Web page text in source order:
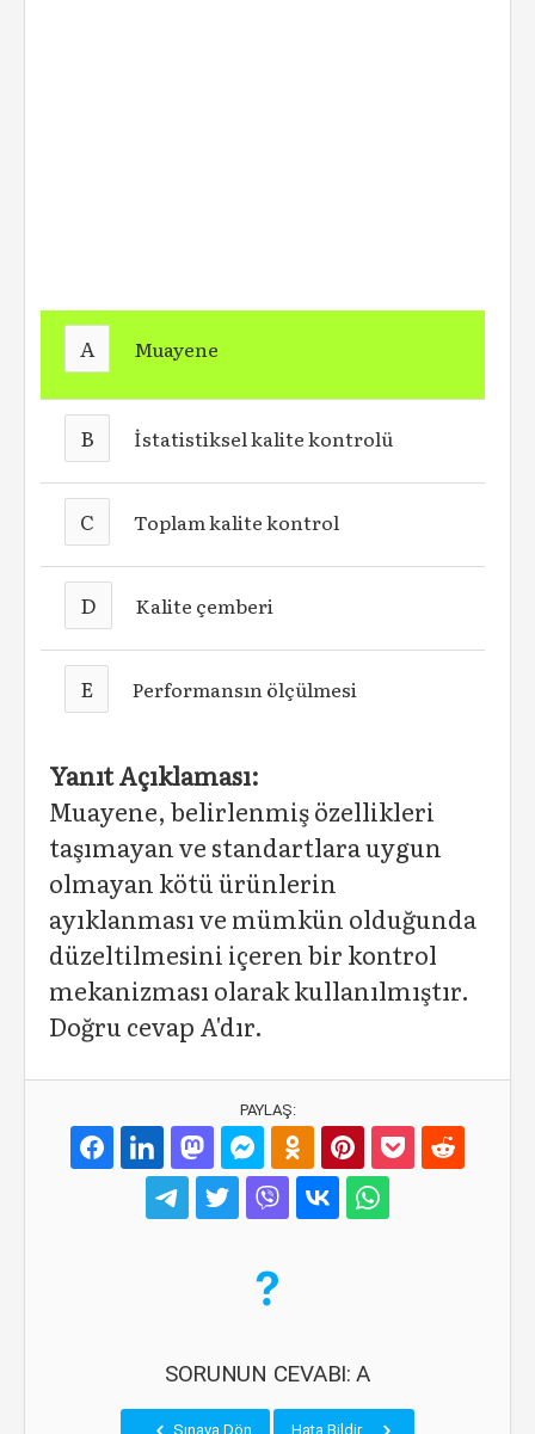
A Muayene
B İstatistiksel kalite kontrolü
C Toplam kalite kontrol
D Kalite çemberi
E Performansın ölçülmesi
Yanıt Açıklaması:
Muayene, belirlenmiş özellikleri
taşımayan ve standartlara uygun
olmayan kötü ürünlerin
ayıklanması ve mümkün olduğunda
düzeltilmesini içeren bir kontrol
mekanizması olarak kullanılmıştır.
Doğru cevap A'dır.
PAYLAŞ:
SORUNUN CEVABI: A
Sınava Dön Hata Bildir